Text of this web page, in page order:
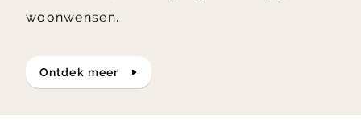
woonwensen.
ontdek meer